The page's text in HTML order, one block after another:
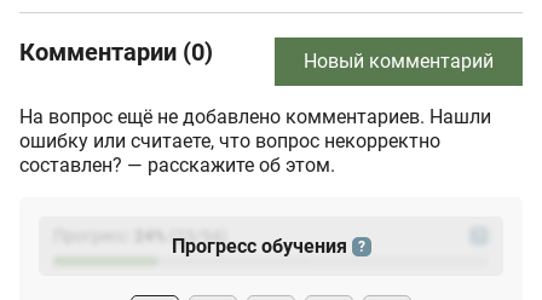
Комментарии (0) Новый комментарий
На вопрос ещё не добавлено комментариев. Нашли
ошибку или считаете, что вопрос некорректно
составлен? — расскажите об этом.
(23
Прогресс обучения ?